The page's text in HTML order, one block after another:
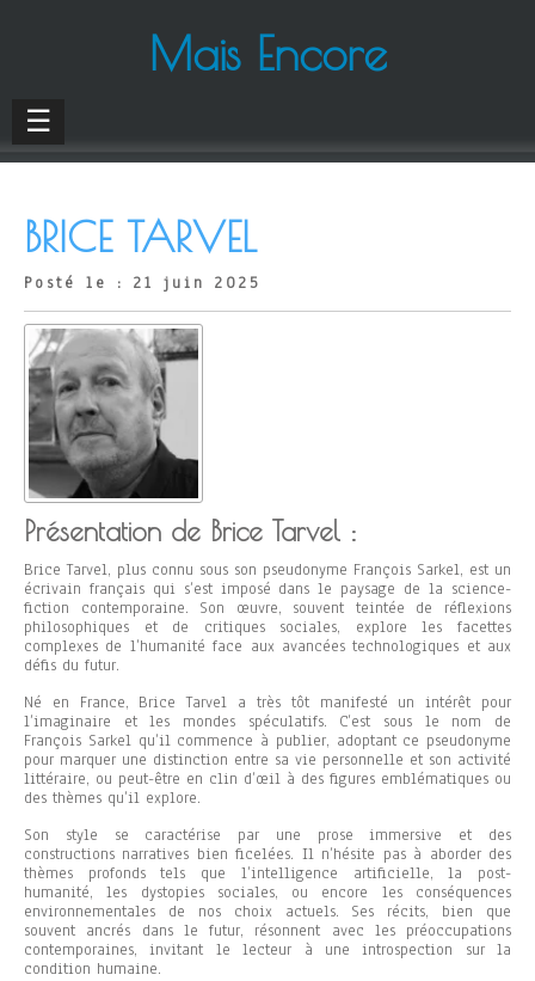
Mais Encore
☰
BRICE TARVEL
Posté le : 21 juin 2025
Présentation de Brice Tarvel :
Brice Tarvel, plus connu sous son pseudonyme François Sarkel, est un
écrivain français qui s’est imposé dans le paysage de la science-
fiction contemporaine. Son œuvre, souvent teintée de réflexions
philosophiques et de critiques sociales, explore les facettes
complexes de l’humanité face aux avancées technologiques et aux
défis du futur.
Né en France, Brice Tarvel a très tôt manifesté un intérêt pour
l’imaginaire et les mondes spéculatifs. C’est sous le nom de
François Sarkel qu’il commence à publier, adoptant ce pseudonyme
pour marquer une distinction entre sa vie personnelle et son activité
littéraire, ou peut-être en clin d’œil à des figures emblématiques ou
des thèmes qu’il explore.
Son style se caractérise par une prose immersive et des
constructions narratives bien ficelées. Il n’hésite pas à aborder des
thèmes profonds tels que l’intelligence artificielle, la post-
humanité, les dystopies sociales, ou encore les conséquences
environnementales de nos choix actuels. Ses récits, bien que
souvent ancrés dans le futur, résonnent avec les préoccupations
contemporaines, invitant le lecteur à une introspection sur la
condition humaine.